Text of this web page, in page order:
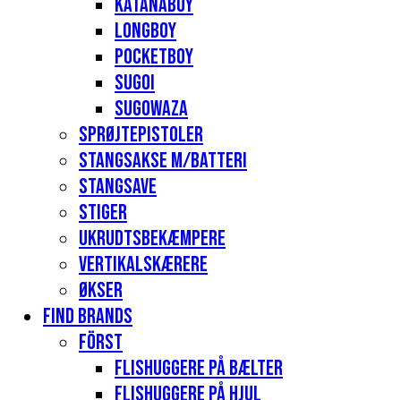
Longboy
Pocketboy
Sugoi
Sugowaza
Sprøjtepistoler
Stangsakse m/batteri
Stangsave
Stiger
Ukrudtsbekæmpere
Vertikalskærere
Økser
Find Brands
Först
Flishuggere på bælter
Flishuggere på hjul